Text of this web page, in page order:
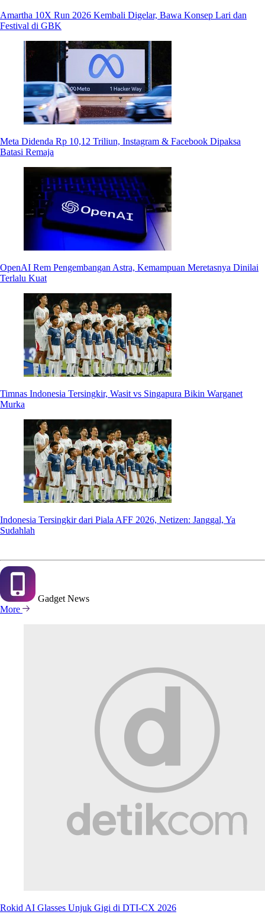
Amartha 10X Run 2026 Kembali Digelar, Bawa Konsep Lari dan
Festival di GBK
Meta Didenda Rp 10,12 Triliun, Instagram & Facebook Dipaksa
Batasi Remaja
OpenAI Rem Pengembangan Astra, Kemampuan Meretasnya Dinilai
Terlalu Kuat
Timnas Indonesia Tersingkir, Wasit vs Singapura Bikin Warganet
Murka
Indonesia Tersingkir dari Piala AFF 2026, Netizen: Janggal, Ya
Sudahlah
Gadget News
More
Rokid AI Glasses Unjuk Gigi di DTI-CX 2026